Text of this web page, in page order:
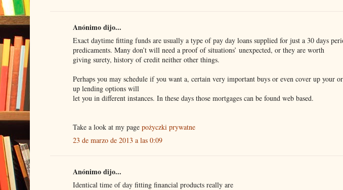
Anónimo dijo...
Exact daytime fitting funds are usually a type of pay day loans supplied for just a 30 days
predicaments. Many don’t will need a proof of situations’ unexpected, or they are worth
giving surety, history of credit neither other things.
Perhaps you may schedule if you want a, certain very important buys or even cover up your
up lending options will
let you in different instances. In these days those mortgages can be found web based.
Take a look at my page pożyczki prywatne
23 de marzo de 2013 a las 0:09
Anónimo dijo...
Identical time of day fitting financial products really are